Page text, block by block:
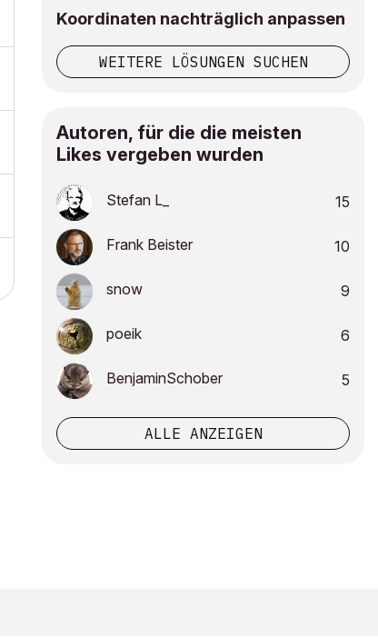
Koordinaten nachträglich anpassen
WEITERE LÖSUNGEN SUCHEN
Autoren, für die die meisten
Likes vergeben wurden
Stefan L_ 15
Frank Beister 10
snow 9
poeik 6
BenjaminSchober 5
ALLE ANZEIGEN